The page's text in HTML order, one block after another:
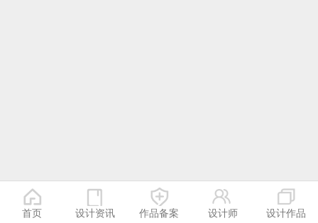
首页 设计资讯 作品备案 设计师 设计作品